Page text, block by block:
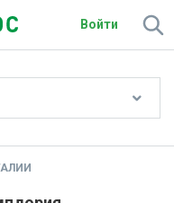
Войти